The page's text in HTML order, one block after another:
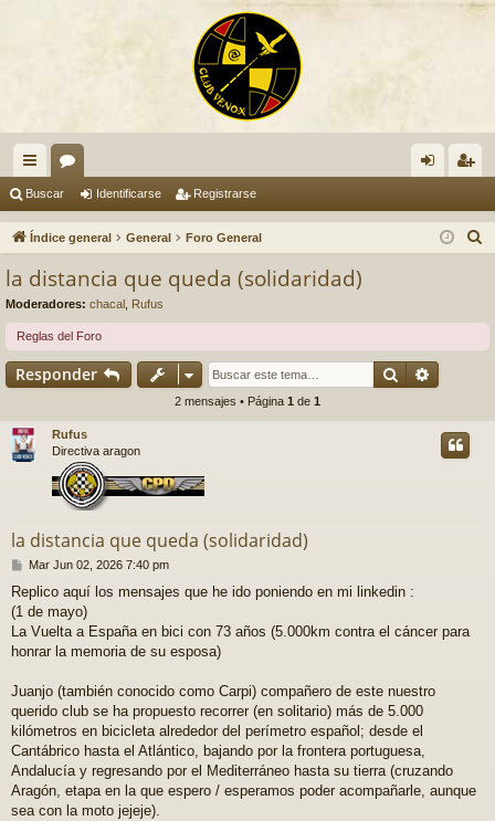
nl
ac
do
s
or
os nti ist
Buscar Identificarse Registrarse
Índice general General Foro General
la distancia que queda (solidaridad)
Moderadores: chacal Rufus
Reglas del Foro
Responder Buscar
2 mensajes • Página 1 de 1
Rufus
Directiva aragon
la distancia que queda (solidaridad)
M
n
s
a
j
Mar Jun 02, 2026 7:40 pm
Replico aquí los mensajes que he ido poniendo en mi linkedin :
(1 de mayo)
La Vuelta a España en bici con 73 años (5.000km contra el cáncer para
honrar la memoria de su esposa)
Juanjo (también conocido como Carpi) compañero de este nuestro
querido club se ha propuesto recorrer (en solitario) más de 5.000
kilómetros en bicicleta alrededor del perímetro español; desde el
Cantábrico hasta el Atlántico, bajando por la frontera portuguesa,
Andalucía y regresando por el Mediterráneo hasta su tierra (cruzando
Aragón, etapa en la que espero / esperamos poder acompañarle, aunque
sea con la moto jejeje).